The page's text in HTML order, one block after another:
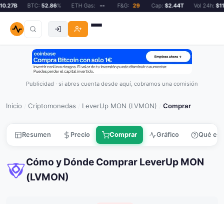
BTC:52.86% ETH Gas: -- F&G: 29 Cap:$2.44T Vol 24h:
Publicidad · si abres cuenta desde aquí, cobramos una comisión
Inicio Criptomonedas LeverUp MON (LVMON) Comprar
Resumen Precio Comprar Gráfico Qué es
Cómo y Dónde Comprar LeverUp MON
(LVMON)